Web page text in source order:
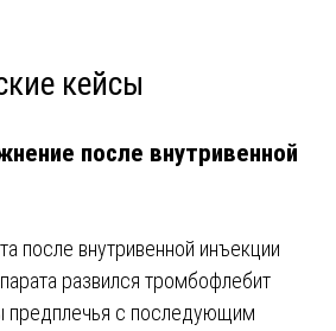
кейсы
после внутривенной
после внутривенной инъекции
развился тромбофлебит
предплечья с последующим